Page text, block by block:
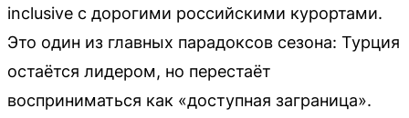
inclusive с дорогими российскими курортами.
Это один из главных парадоксов сезона: Турция
остаётся лидером, но перестаёт
восприниматься как «доступная заграница».